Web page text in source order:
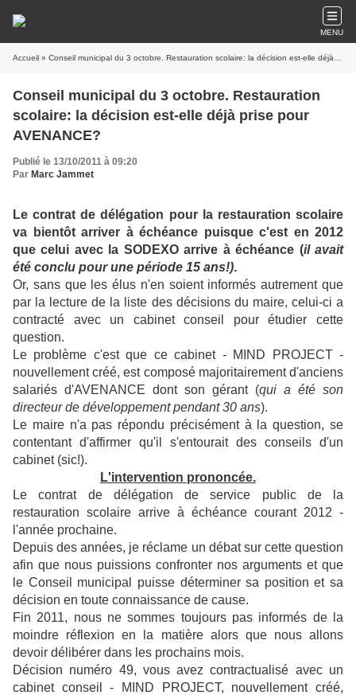
MENU
Accueil » Conseil municipal du 3 octobre. Restauration scolaire: la décision est-elle déjà prise pour AVENANCE?
Conseil municipal du 3 octobre. Restauration
scolaire: la décision est-elle déjà prise pour
AVENANCE?
Publié le 13/10/2011 à 09:20
Par Marc Jammet
Le contrat de délégation pour la restauration scolaire
va bientôt arriver à échéance puisque c'est en 2012
que celui avec la SODEXO arrive à échéance (il avait
été conclu pour une période 15 ans!).
Or, sans que les élus n'en soient informés autrement que
par la lecture de la liste des décisions du maire, celui-ci a
contracté avec un cabinet conseil pour étudier cette
question.
Le problème c'est que ce cabinet - MIND PROJECT -
nouvellement créé, est composé majoritairement d'anciens
salariés d'AVENANCE dont son gérant (qui a été son
directeur de développement pendant 30 ans).
Le maire n'a pas répondu précisément à la question, se
contentant d'affirmer qu'il s'entourait des conseils d'un
cabinet (sic!).
L'intervention prononcée.
Le contrat de délégation de service public de la
restauration scolaire arrive à échéance courant 2012 -
l'année prochaine.
Depuis des années, je réclame un débat sur cette question
afin que nous puissions confronter nos arguments et que
le Conseil municipal puisse déterminer sa position et sa
décision en toute connaissance de cause.
Fin 2011, nous ne sommes toujours pas informés de la
moindre réflexion en la matière alors que nous allons
devoir délibérer dans les prochains mois.
Décision numéro 49, vous avez contractualisé avec un
cabinet conseil - MIND PROJECT, nouvellement créé,